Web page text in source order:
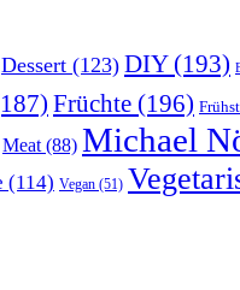
Dessert (123) DIY(193)
Früchte (196)
Meat (88) Michael
(114) Vegan (51)